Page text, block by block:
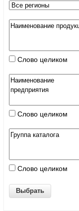
Слово целиком
Слово целиком
Слово целиком